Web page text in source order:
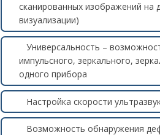
сканированных изображений на
визуализации)
Универсальность –
импульсного, зеркального,
одного прибора
Настройка скорости
Возможность обнаружения